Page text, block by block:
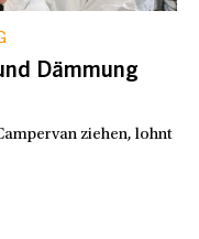
Dämmung
ziehen, lohnt